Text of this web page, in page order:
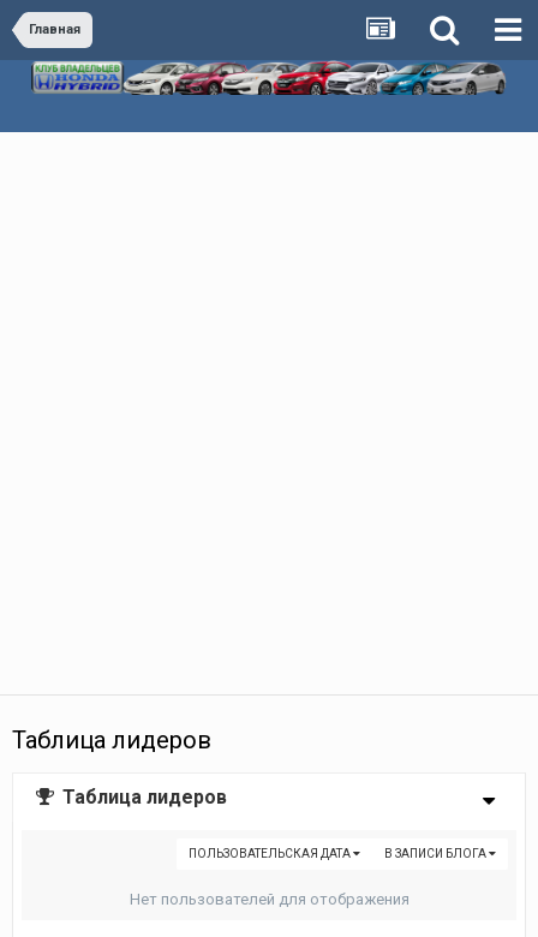
Главная
Таблица лидеров
Таблица лидеров
В ЗАПИСИ БЛОГА
ПОЛЬЗОВАТЕЛЬСКАЯ ДАТА
Нет пользователей для отображения